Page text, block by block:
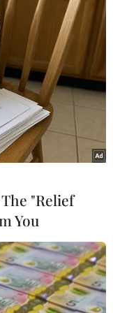
đồng; hỗ trợ
hưởng bởi
và hỗ trợ sau
và Xã hội
nguồn đóng
công chức, viên
vùng lũ
Vietnam+)
"Relief
You